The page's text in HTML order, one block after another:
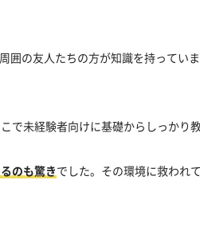
の友人たちの方が知識を持っていま
で未経験者向けに基礎からしっかり
のも驚きでした。その環境に救われ